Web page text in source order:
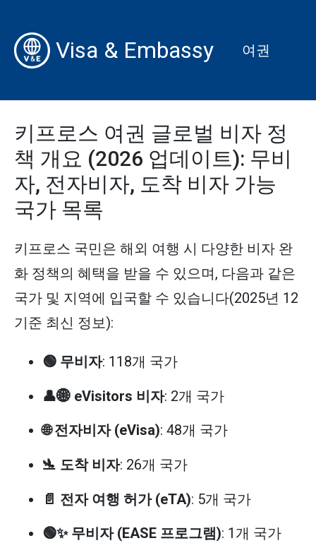
Visa & Embassy 여권
키프로스 여권 글로벌 비자 정
책 개요 (2026 업데이트): 무비
자, 전자비자, 도착 비자 가능
국가 목록
키프로스 국민은 해외 여행 시 다양한 비자 완
화 정책의 혜택을 받을 수 있으며, 다음과 같은
국가 및 지역에 입국할 수 있습니다(2025년 12
기준 최신 정보):
🟢 무비자: 118개 국가
👤🌐 eVisitors 비자: 2개 국가
🌐 전자비자 (eVisa): 48개 국가
🛬 도착 비자: 26개 국가
📄 전자 여행 허가 (eTA): 5개 국가
🟢✨ 무비자 (EASE 프로그램): 1개 국가